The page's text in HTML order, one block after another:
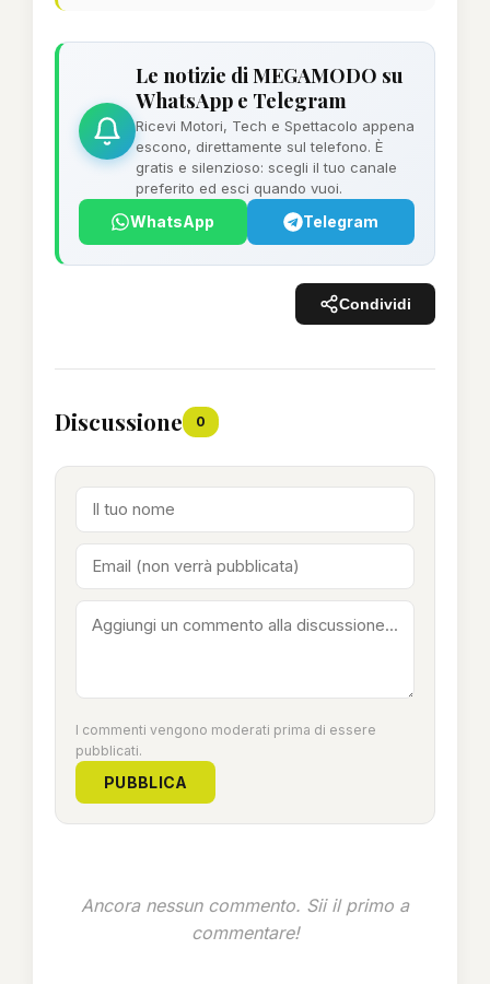
Le notizie di MEGAMODO su
WhatsApp e Telegram
Ricevi Motori, Tech e Spettacolo appena
escono, direttamente sul telefono. È
gratis e silenzioso: scegli il tuo canale
preferito ed esci quando vuoi.
WhatsApp Telegram
Condividi
Discussione 0
I commenti vengono moderati prima di essere
pubblicati.
PUBBLICA
Ancora nessun commento. Sii il primo a
commentare!